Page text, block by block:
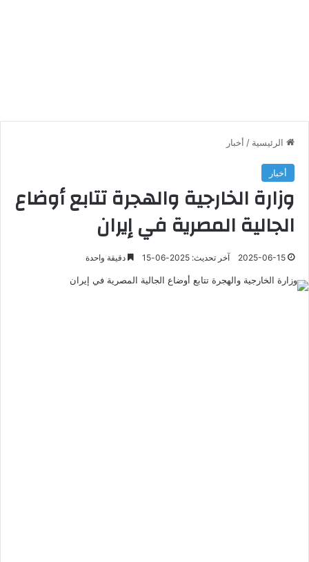
الرئيسية / أخبار
أخبار
وزارة الخارجية والهجرة تتابع أوضاع
الجالية المصرية في إيران
2025-06-15 آخر تحديث: 2025-06-15 دقيقة واحدة